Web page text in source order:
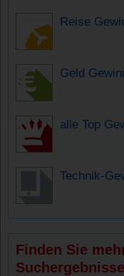
Reise
Geld
alle Top
Technik-
Finden Sie